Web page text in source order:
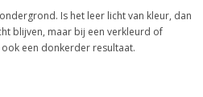
Is het leer licht van kleur, dan
blijven, maar bij een verkleurd of
een donkerder resultaat.